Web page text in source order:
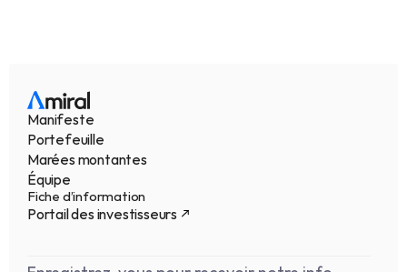
Manifeste
Portefeuille
Marées montantes
Équipe
Fiche d’information
Portail des investisseurs